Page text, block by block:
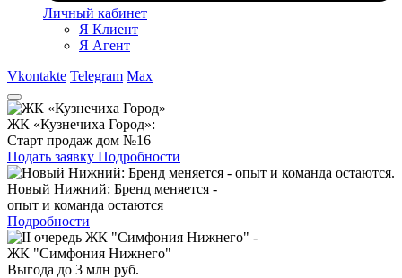
Личный кабинет
Я Клиент
Я Агент
Vkontakte Telegram Max
ЖК «Кузнечиха Город»:
Старт продаж дом №16
Подать заявку Подробности
Новый Нижний: Бренд меняется -
опыт и команда остаются
Подробности
ЖК "Симфония Нижнего"
Выгода до 3 млн руб.